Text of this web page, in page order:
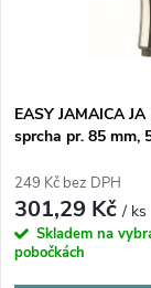
EASY JAMAICA
sprcha pr. 85 mm,
249 Kč bez DPH
301,29 Kč/ ks
Skladem na
pobočkách